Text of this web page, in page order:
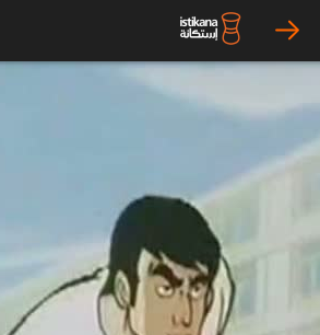
arrow_right